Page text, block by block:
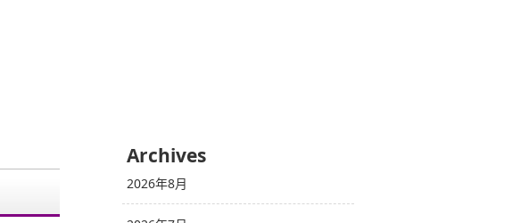
Archives
2026年8月